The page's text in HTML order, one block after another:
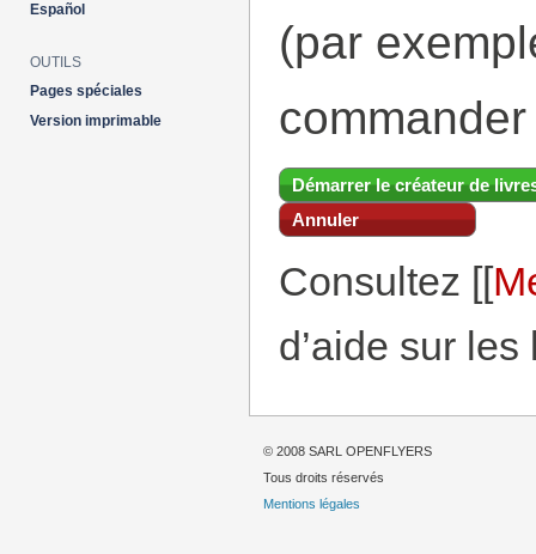
(par
Démarrer le créateur de
Annuler
Consultez [[
d’aide sur
Español
OUTILS
Pages spéciales
Version imprimable
© 2008 SARL OPENFLYERS
Tous droits réservés
Mentions légales